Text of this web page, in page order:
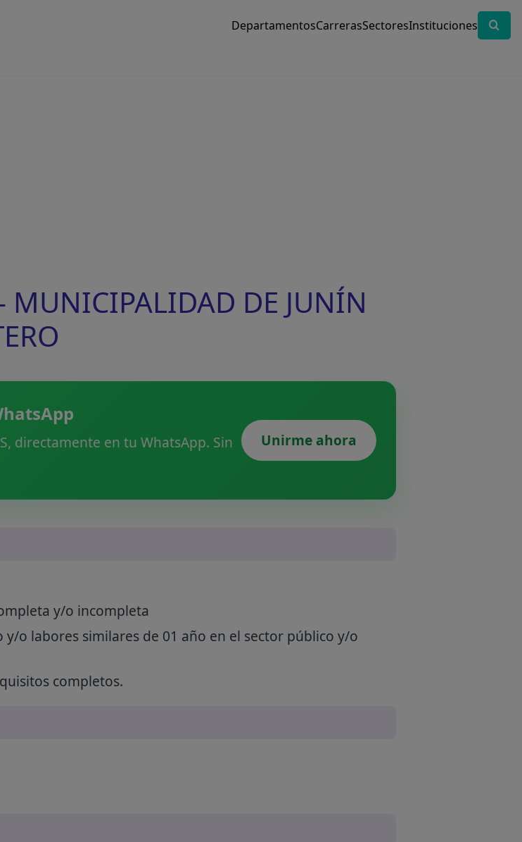
DepartamentosCarrerasSectoresInstituciones
DE JUNÍN
directamente en tu WhatsApp. Sin
Unirme ahora
y/o incompleta
o labores similares de 01 año en el sector público y/o
completos.